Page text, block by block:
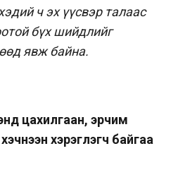
ч эх үүсвэр талаас
бүх шийдлийг
явж байна.
цахилгаан, эрчим
хэрэглэгч байгаа